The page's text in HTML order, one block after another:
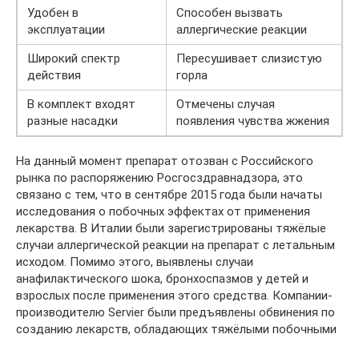
Удобен в
эксплуатации
Способен вызвать
аллергические реакции
Широкий спектр
действия
Пересушивает слизистую
горла
В комплект входят
разные насадки
Отмечены случая
появления чувства жжения
На данный момент препарат отозван с Российского
рынка по распоряжению Росгосздравнадзора, это
связано с тем, что в сентябре 2015 года были начаты
исследования о побочных эффектах от применения
лекарства. В Италии были зарегистрированы тяжёлые
случаи аллергической реакции на препарат с летальным
исходом. Помимо этого, выявлены случаи
анафилактического шока, бронхоспазмов у детей и
взрослых после применения этого средства. Компании-
производителю Servier были предъявлены обвинения по
созданию лекарств, обладающих тяжёлыми побочными